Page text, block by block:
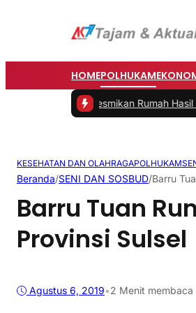
HOMEPOLHUKAM
Resmikan Rumah Hasil Bedah
KESEHATAN DAN OLAHRAGAPOLHUKAM
Beranda/SENI DAN SOSBUD/Barru
Barru Tuan
Provinsi Sulsel
Agustus 6, 2019•2 Menit membaca